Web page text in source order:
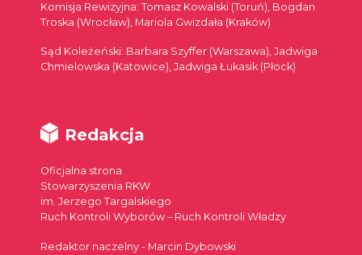
Komisja Rewizyjna: Tomasz Kowalski (Toruń), Bogdan
Troska (Wrocław), Mariola Gwizdała (Kraków)
Sąd Koleżeński: Barbara Szyffer (Warszawa), Jadwiga
Chmielowska (Katowice), Jadwiga Łukasik (Płock)
Redakcja
Oficjalna strona
Stowarzyszenia RKW
im. Jerzego Targalskiego
Ruch Kontroli Wyborów – Ruch Kontroli Władzy
Redaktor naczelny - Marcin Dybowski